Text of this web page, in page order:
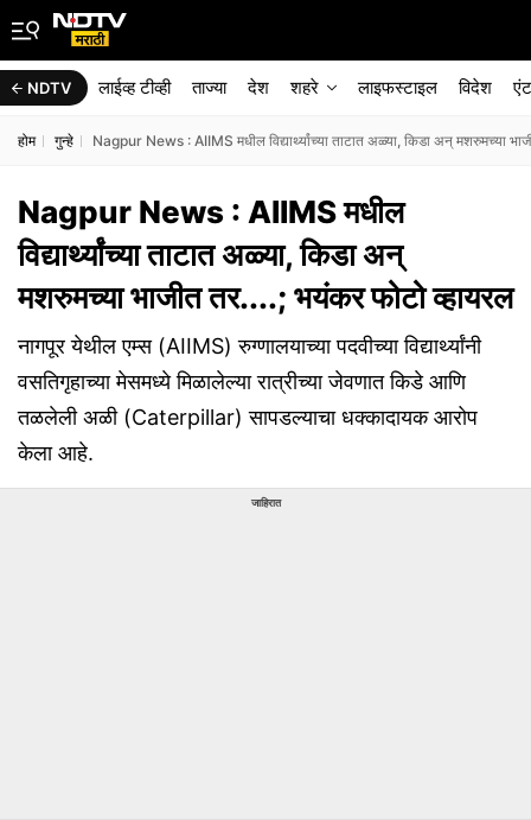
NDTV लाईव्ह टीव्ही ताज्या देश शहरे लाइफस्टाइल विदेश
होम गुन्हे Nagpur News : AIIMS मधील विद्यार्थ्यांच्या ताटात अळ्या, किडा अन् मशरुमच्या
Nagpur News : AIIMS मधील
विद्यार्थ्यांच्या ताटात अळ्या, किडा अन्
मशरुमच्या भाजीत तर....; भयंकर फोटो व्हायरल
नागपूर येथील एम्स (AIIMS) रुग्णालयाच्या पदवीच्या विद्यार्थ्यांनी
वसतिगृहाच्या मेसमध्ये मिळालेल्या रात्रीच्या जेवणात किडे आणि
तळलेली अळी (Caterpillar) सापडल्याचा धक्कादायक आरोप
केला आहे.
जाहिरात